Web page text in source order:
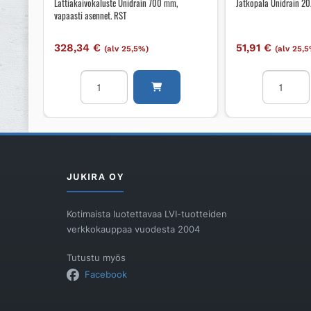
Lattiakaivokaluste Unidrain 700 mm,
vapaasti asennet. RST
328,34€ (alv 25,5%)
Lattiakaivokaluste
Unidrain
700
vapaasti
Jatkopala Unidrain
51,91€ (alv
Jatkopala
Unidrain
20/12mm
harjattu
JUKIRA OY
Kotimaista luotettavaa LVI-tuotteiden
verkkokauppaa vuodesta 2004
Tutustu myös
Facebook